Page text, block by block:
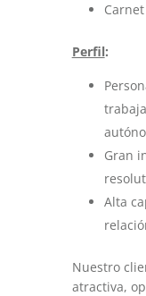
Perfil:
Gran
Alta
Nuestro
atractiva,